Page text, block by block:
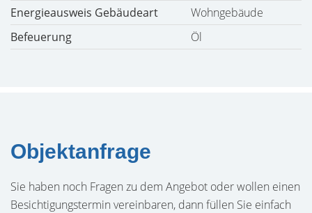
Energieausweis Gebäudeart
Wohngebäude
Befeuerung
Öl
Objektanfrage
Sie haben noch Fragen zu dem Angebot oder wollen einen
Besichtigungstermin vereinbaren, dann füllen Sie einfach